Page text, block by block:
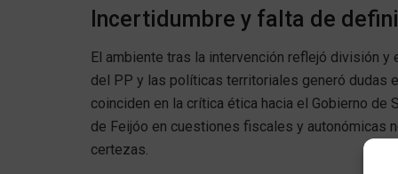
Incertidumbre y falta de
El ambiente tras la intervención reflejó división
del PP y las políticas territoriales generó dudas
coinciden en la crítica ética hacia el Gobierno
de Feijóo en cuestiones fiscales y autonómicas
certezas.